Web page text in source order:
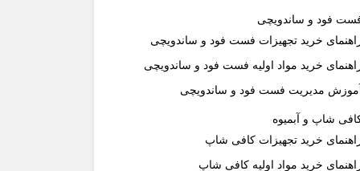
فود و ساندویچی
خرید تجهیزات فست فود و ساندویچی
خرید مواد اولیه فست فود و ساندویچی
آموزش مدیریت فست فود و ساندویچی
شاپ و آبمیوه
خرید تجهیزات کافی شاپ
خرید مواد اولیه کافی‌ شاپ‌